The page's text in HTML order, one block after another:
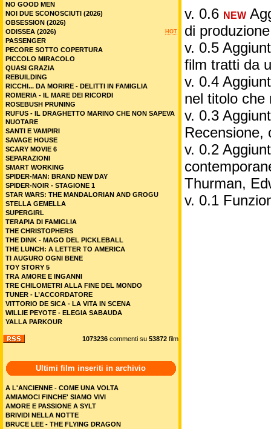
v. 0.6 NEW
di
v. 0.5
film tratti da
v. 0.4
nel titolo che
v. 0.3
Recensione,
v. 0.2
Thurman,
v. 0.1
NO GOOD MEN
NOI DUE SCONOSCIUTI (2026)
OBSESSION (2026)
HOT
ODISSEA (2026)
PASSENGER
PECORE SOTTO COPERTURA
PICCOLO MIRACOLO
QUASI GRAZIA
REBUILDING
RICCHI... DA MORIRE - DELITTI IN FAMIGLIA
ROMERIA - IL MARE DEI RICORDI
ROSEBUSH PRUNING
RUFUS - IL DRAGHETTO MARINO CHE NON SAPEVA
NUOTARE
SANTI E VAMPIRI
SAVAGE HOUSE
SCARY MOVIE 6
SEPARAZIONI
SMART WORKING
SPIDER-MAN: BRAND NEW DAY
SPIDER-NOIR - STAGIONE 1
STAR WARS: THE MANDALORIAN AND GROGU
STELLA GEMELLA
SUPERGIRL
TERAPIA DI FAMIGLIA
THE CHRISTOPHERS
THE DINK - MAGO DEL PICKLEBALL
THE LUNCH: A LETTER TO AMERICA
TI AUGURO OGNI BENE
TOY STORY 5
TRA AMORE E INGANNI
TRE CHILOMETRI ALLA FINE DEL MONDO
TUNER - L’ACCORDATORE
VITTORIO DE SICA - LA VITA IN SCENA
WILLIE PEYOTE - ELEGIA SABAUDA
YALLA PARKOUR
1073236 commenti su 53872 film
Ultimi film inseriti in archivio
A L'ANCIENNE - COME UNA VOLTA
AMIAMOCI FINCHE' SIAMO VIVI
AMORE E PASSIONE A SYLT
BRIVIDI NELLA NOTTE
BRUCE LEE - THE FLYING DRAGON